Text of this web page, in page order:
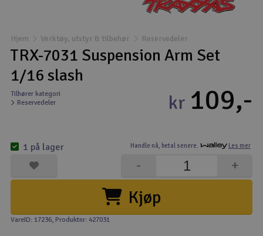
Droner
Droner for FPV
Fly
Helikopter
Kamerautstyr
Modellbygging, LEGO & byggesett
Modelljernbane
Hjem Verktøy, utstyr & tilbehør Reservedeler
TRX-7031 Suspension Arm Set
1/16 slash
Tilhører kategori
Reservedeler
Handle nå, betal senere. Les mer
kr 109,-
Kjøp
+
-
1 på lager
VareID: 17236, Produktnr: 427031